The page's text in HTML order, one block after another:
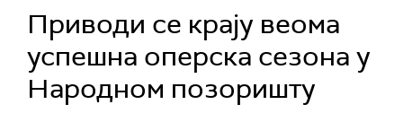
Приводи се крају веома
успешна оперска сезона у
Народном позоришту